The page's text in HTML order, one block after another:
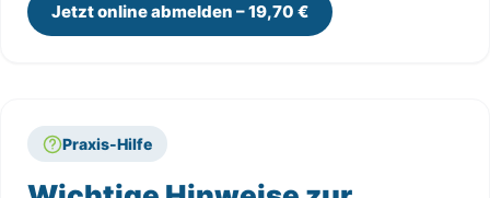
Jetzt online abmelden – 19,70 €
Praxis-Hilfe